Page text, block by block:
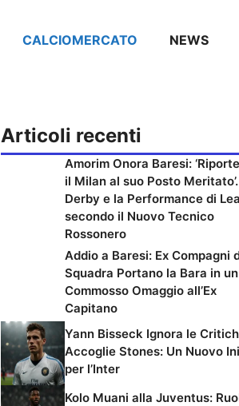
CALCIOMERCATO NEWS
Articoli recenti
Amorim Onora Baresi:
il Milan al suo Posto
Derby e la Performance di
secondo il Nuovo Tecnico
Rossonero
Addio a Baresi: Ex Compagni
Squadra Portano la Bara in un
Commosso Omaggio all’Ex
Capitano
Yann Bisseck Ignora le
Accoglie Stones: Un Nuovo
per l’Inter
Kolo Muani alla Juventus: